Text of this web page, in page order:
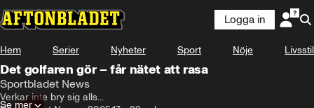
Logga in
Hem Serier Nyheter Sport Nöje Livsstil
Det golfaren gör – får nätet att rasa
Sportbladet News
Verkar inte bry sig alls...
Se mer